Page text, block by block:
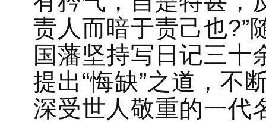
责人而暗于责己也?”
国藩坚持写日记三十
提出“悔缺”之道，不
深受世人敬重的一代